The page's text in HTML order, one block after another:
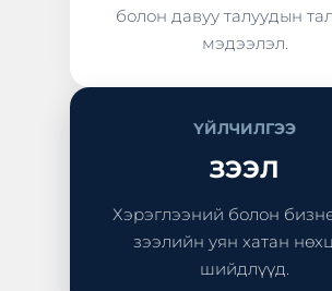
болон давуу талуудын
мэдээлэл.
ҮЙЛЧИЛГЭЭ
ЗЭЭЛ
Хэрэглээний болон
зээлийн уян хатан
шийдлүүд.